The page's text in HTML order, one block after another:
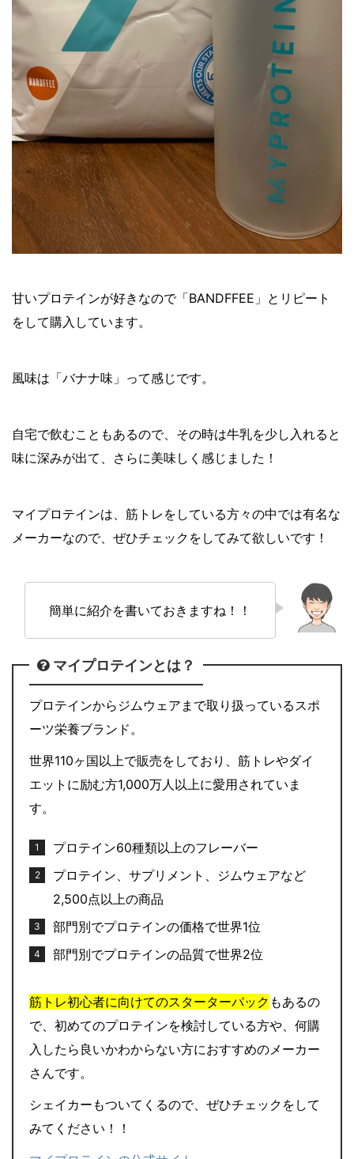
甘いプロテインが好きなので「BANDFFEE」とリピート
をして購入しています。
風味は「バナナ味」って感じです。
自宅で飲むこともあるので、その時は牛乳を少し入れると
味に深みが出て、さらに美味しく感じました！
マイプロテインは、筋トレをしている方々の中では有名な
メーカーなので、ぜひチェックをしてみて欲しいです！
簡単に紹介を書いておきますね！！
マイプロテインとは？
プロテインからジムウェアまで取り扱っているスポ
ーツ栄養ブランド。
世界110ヶ国以上で販売をしており、筋トレやダイ
エットに励む方1,000万人以上に愛用されていま
す。
プロテイン60種類以上のフレーバー
プロテイン、サプリメント、ジムウェアなど
2,500点以上の商品
部門別でプロテインの価格で世界1位
部門別でプロテインの品質で世界2位
筋トレ初心者に向けてのスターターパック もあるの
で、初めてのプロテインを検討している方や、何購
入したら良いかわからない方におすすめのメーカー
さんです。
シェイカーもついてくるので、ぜひチェックをして
みてください！！